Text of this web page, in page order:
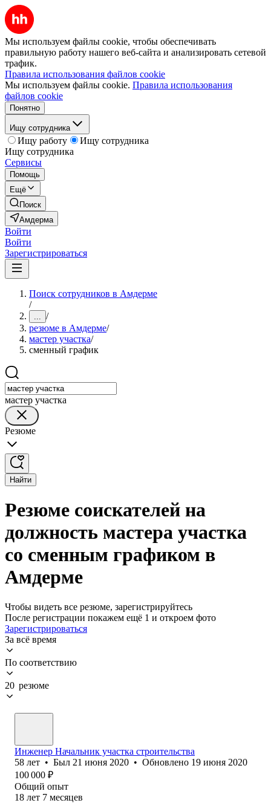
Мы используем файлы cookie, чтобы обеспечивать
правильную работу нашего веб-сайта и анализировать сетевой
трафик.
Правила использования файлов cookie
Мы используем файлы cookie. Правила использования
файлов cookie
Понятно
Ищу сотрудника
Ищу работу
Ищу сотрудника
Ищу сотрудника
Сервисы
Помощь
Ещё
Поиск
Амдерма
Войти
Войти
Зарегистрироваться
Поиск сотрудников в Амдерме
/
... /
резюме в Амдерме/
мастер участка/
сменный график
мастер участка
Резюме
Найти
Резюме соискателей на
должность мастера участка
со сменным графиком в
Амдерме
Чтобы видеть все резюме, зарегистрируйтесь
После регистрации покажем ещё 1 и откроем фото
Зарегистрироваться
За всё время
По соответствию
20 резюме
Инженер Начальник участка строительства
58 лет • Был 21 июня 2020 • Обновлено 19 июня 2020
100 000 ₽
Общий опыт
18 лет 7 месяцев